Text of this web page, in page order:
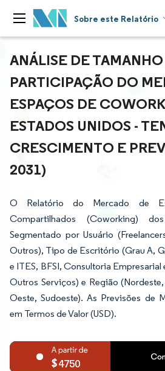
Sobre este Relatório
ANÁLISE DE
PARTICIPAÇÃO DO
ESPAÇOS DE
ESTADOS UNIDOS -
CRESCIMENTO E
2031)
O Relatório do Mercado de
Compartilhados (Coworking)
Segmentado por Usuário
Outros), Tipo de Escritório (Grau A,
e ITES, BFSI, Consultoria
Outros Serviços) e Região
Oeste, Sudoeste). As Previsões de
em Termos de Valor (USD).
4750